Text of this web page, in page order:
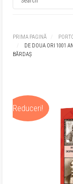
PRIMA PAGINĂ
DE DOUA ORI 1001
BĂRDAȘ
Reduceri!